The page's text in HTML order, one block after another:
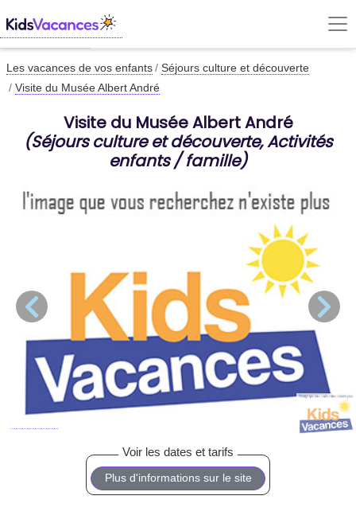
Les vacances de vos enfants
Séjours culture et découverte
Visite du Musée Albert André
Visite du Musée Albert André
(Séjours culture et découverte, Activités
enfants / famille)
Plus d'informations sur le site